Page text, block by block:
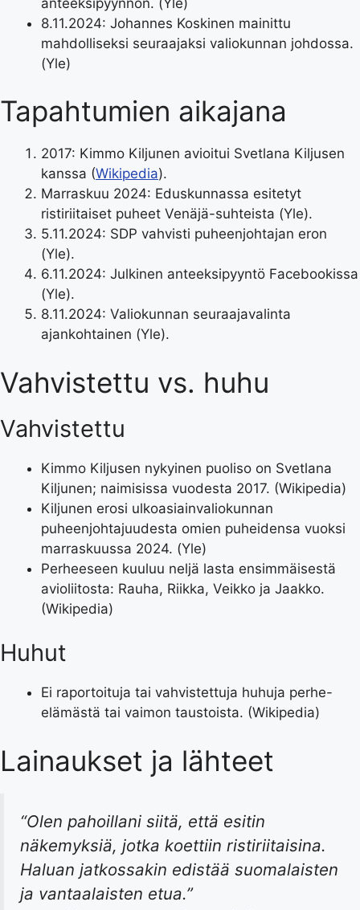
8.11.2024: Johannes Koskinen mainittu
mahdolliseksi seuraajaksi valiokunnan johdossa.
(Yle)
Tapahtumien aikajana
2017: Kimmo Kiljunen avioitui Svetlana Kiljusen
kanssa (Wikipedia).
Marraskuu 2024: Eduskunnassa esitetyt
ristiriitaiset puheet Venäjä-suhteista (Yle).
5.11.2024: SDP vahvisti puheenjohtajan eron
(Yle).
6.11.2024: Julkinen anteeksipyyntö Facebookissa
(Yle).
8.11.2024: Valiokunnan seuraajavalinta
ajankohtainen (Yle).
Vahvistettu vs. huhu
Vahvistettu
Kimmo Kiljusen nykyinen puoliso on Svetlana
Kiljunen; naimisissa vuodesta 2017. (Wikipedia)
Kiljunen erosi ulkoasiainvaliokunnan
puheenjohtajuudesta omien puheidensa vuoksi
marraskuussa 2024. (Yle)
Perheeseen kuuluu neljä lasta ensimmäisestä
avioliitosta: Rauha, Riikka, Veikko ja Jaakko.
(Wikipedia)
Huhut
Ei raportoituja tai vahvistettuja huhuja perhe-
elämästä tai vaimon taustoista. (Wikipedia)
Lainaukset ja lähteet
“Olen pahoillani siitä, että esitin
näkemyksiä, jotka koettiin ristiriitaisina.
Haluan jatkossakin edistää suomalaisten
ja vantaalaisten etua.”